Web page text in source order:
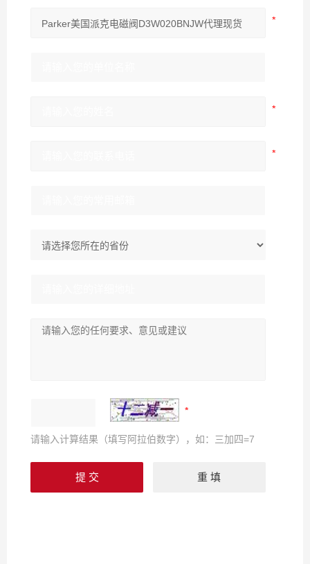
请输入计算结果（填写阿拉伯数字），如：三加四=7